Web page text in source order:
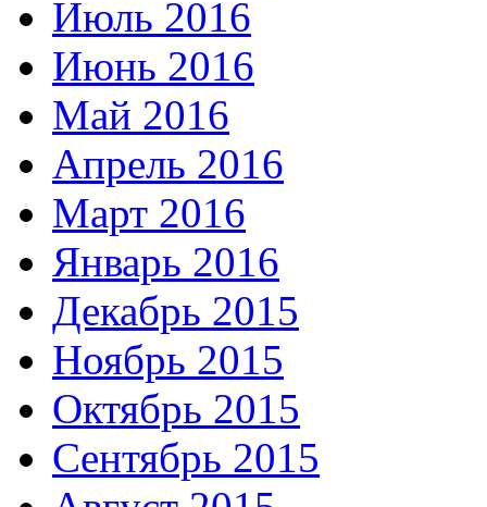
Июль 2016
Июнь 2016
Май 2016
Апрель 2016
Март 2016
Январь 2016
Декабрь 2015
Ноябрь 2015
Октябрь 2015
Сентябрь 2015